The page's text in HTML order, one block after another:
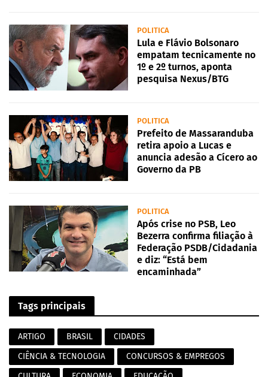
POLITICA
Lula e Flávio Bolsonaro
empatam tecnicamente no
1º e 2º turnos, aponta
pesquisa Nexus/BTG
POLITICA
Prefeito de Massaranduba
retira apoio a Lucas e
anuncia adesão a Cícero ao
Governo da PB
POLITICA
Após crise no PSB, Leo
Bezerra confirma filiação à
Federação PSDB/Cidadania
e diz: “Está bem
encaminhada”
Tags principais
ARTIGO BRASIL
CIDADES
CIÊNCIA & TECNOLOGIA
CONCURSOS & EMPREGOS